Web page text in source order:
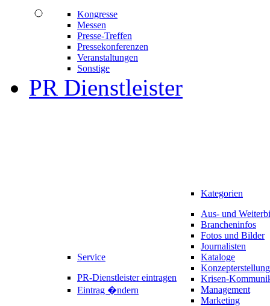
Kongresse
Messen
Presse-Treffen
Pressekonferenzen
Veranstaltungen
Sonstige
PR Dienstleister
Service
PR-Dienstleister eintragen
Eintrag �ndern
Kategorien
Aus- und
Brancheninfos
Fotos und Bilder
Journalisten
Kataloge
Konzepterstellung
Krisen-
Management
Marketing